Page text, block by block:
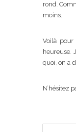
rond.
moins.
Voilà
heureuse.
quoi, on a
N’hésitez